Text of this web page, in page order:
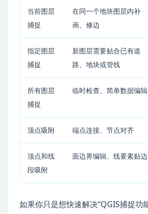
当前图层
捕捉
在同一个地块图层内补
画、修边
指定图层
捕捉
新图层需要贴合已有道
路、地块或管线
所有图层
捕捉
临时检查、简单数据编辑
顶点吸附 端点连接、节点对齐
顶点和线
段吸附
面边界编辑、线要素贴边
如果你只是想快速解决“QGIS捕捉功